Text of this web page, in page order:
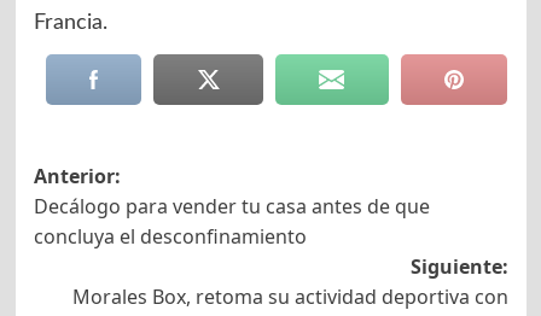
Francia.
Navegación
de
entradas
Anterior:
Decálogo para vender tu casa antes de que
concluya el desconfinamiento
Siguiente:
Morales Box, retoma su actividad deportiva con